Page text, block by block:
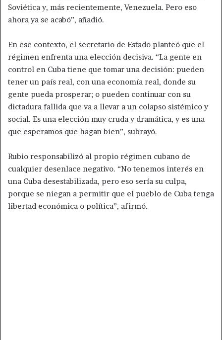
Soviética y, más recientemente, Venezuela. Pero eso
ahora ya se acabó”, añadió.
En ese contexto, el secretario de Estado planteó que el
régimen enfrenta una elección decisiva. “La gente en
control en Cuba tiene que tomar una decisión: pueden
tener un país real, con una economía real, donde su
gente pueda prosperar; o pueden continuar con su
dictadura fallida que va a llevar a un colapso sistémico y
social. Es una elección muy cruda y dramática, y es una
que esperamos que hagan bien”, subrayó.
Rubio responsabilizó al propio régimen cubano de
cualquier desenlace negativo. “No tenemos interés en
una Cuba desestabilizada, pero eso sería su culpa,
porque se niegan a permitir que el pueblo de Cuba tenga
libertad económica o política”, afirmó.